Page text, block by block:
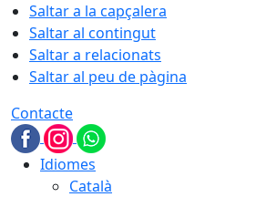
Saltar a la capçalera
Saltar al contingut
Saltar a relacionats
Saltar al peu de pàgina
Contacte
Idiomes
Català